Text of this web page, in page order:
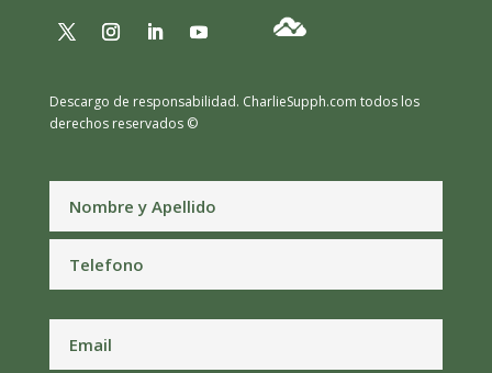
Descargo de responsabilidad. CharlieSupph.com todos los
derechos reservados ©